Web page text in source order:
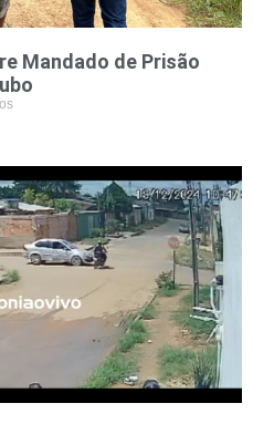
Mandado de Prisão